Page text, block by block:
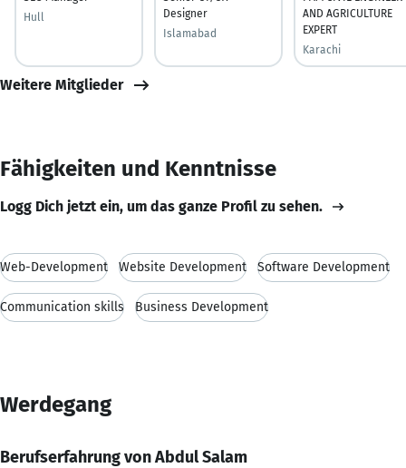
Hull
Designer
Islamabad
AND AGRICULTURE
EXPERT
Karachi
Weitere Mitglieder
Fähigkeiten und Kenntnisse
Logg Dich jetzt ein, um das ganze Profil zu sehen.
Web-Development Website Development Software Development
Communication skills Business Development
Werdegang
Berufserfahrung von Abdul Salam